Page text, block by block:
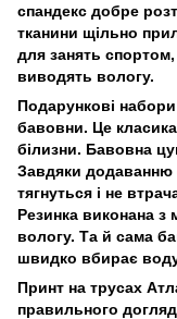
спандекс добре
тканини щільно
для занять
виводять вологу.
Подарункові набори
бавовни. Це класика
білизни. Бавовна
Завдяки додаванню
тягнуться і не
Резинка виконана
вологу. Та й сама
швидко вбирає
Принт на трусах
правильного